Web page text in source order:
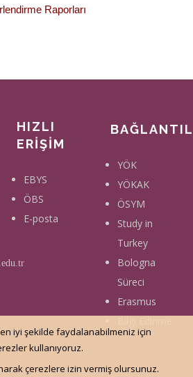
Raporları
HIZLI
ERİŞİM
EBYS
ÖBS
E-posta
YÖK
YÖKAK
ÖSYM
Study in
Turkey
Bologna
Süreci
Erasmus
iyi şekilde faydalanabilmeniz için
kullanıyoruz.
çerezlere izin vermiş olursunuz.